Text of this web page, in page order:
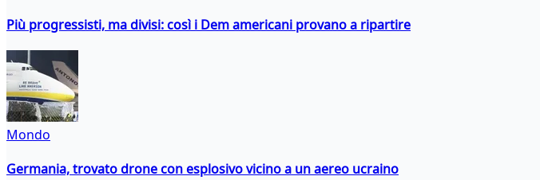
Più progressisti, ma divisi: così i Dem americani provano a ripartire
Mondo
Germania, trovato drone con esplosivo vicino a un aereo ucraino